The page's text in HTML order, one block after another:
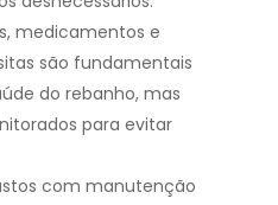
medicamentos e
são fundamentais
do rebanho, mas
para evitar
com manutenção